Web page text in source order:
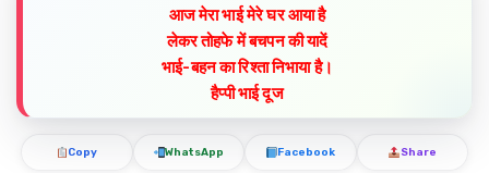
आज मेरा भाई मेरे घर आया है
लेकर तोहफे में बचपन की यादें
भाई-बहन का रिश्ता निभाया है।
हैप्पी भाई दूज
Copy WhatsApp Facebook Share